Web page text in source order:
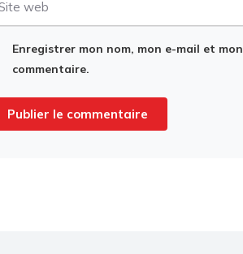
Enregistrer mon nom, mon e-mail et
commentaire.